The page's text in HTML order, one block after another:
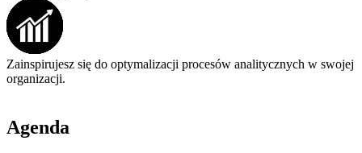
Zainspirujesz się do optymalizacji procesów analitycznych w swojej
organizacji.
Agenda